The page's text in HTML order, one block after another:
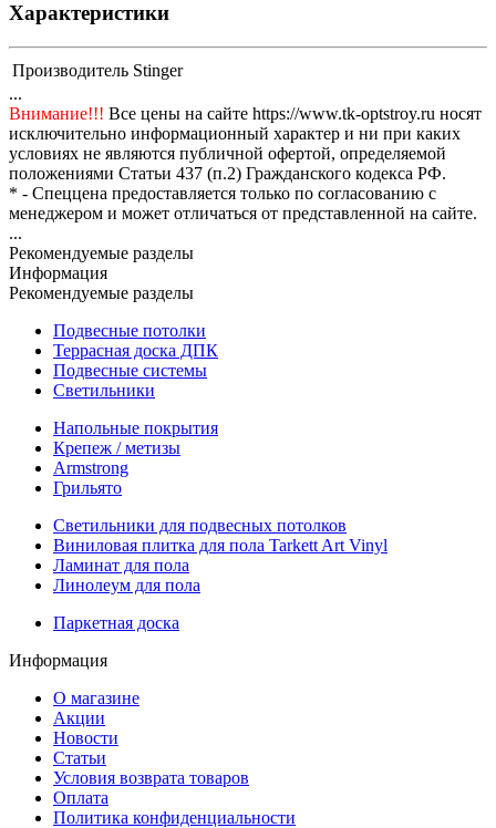
Характеристики
Производитель Stinger
...
Внимание!!! Все цены на сайте https://www.tk-optstroy.ru носят
исключительно информационный характер и ни при каких
условиях не являются публичной офертой, определяемой
положениями Статьи 437 (п.2) Гражданского кодекса РФ.
* - Спеццена предоставляется только по согласованию с
менеджером и может отличаться от представленной на сайте.
...
Рекомендуемые разделы
Информация
Рекомендуемые разделы
Подвесные потолки
Террасная доска ДПК
Подвесные системы
Светильники
Напольные покрытия
Крепеж / метизы
Armstrong
Грильято
Светильники для подвесных потолков
Виниловая плитка для пола Tarkett Art Vinyl
Ламинат для пола
Линолеум для пола
Паркетная доска
Информация
О магазине
Акции
Новости
Статьи
Условия возврата товаров
Оплата
Политика конфиденциальности